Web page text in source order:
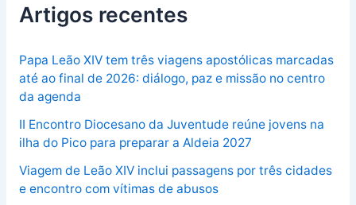
Artigos recentes
Papa Leão XIV tem três viagens apostólicas marcadas
até ao final de 2026: diálogo, paz e missão no centro
da agenda
II Encontro Diocesano da Juventude reúne jovens na
ilha do Pico para preparar a Aldeia 2027
Viagem de Leão XIV inclui passagens por três cidades
e encontro com vítimas de abusos